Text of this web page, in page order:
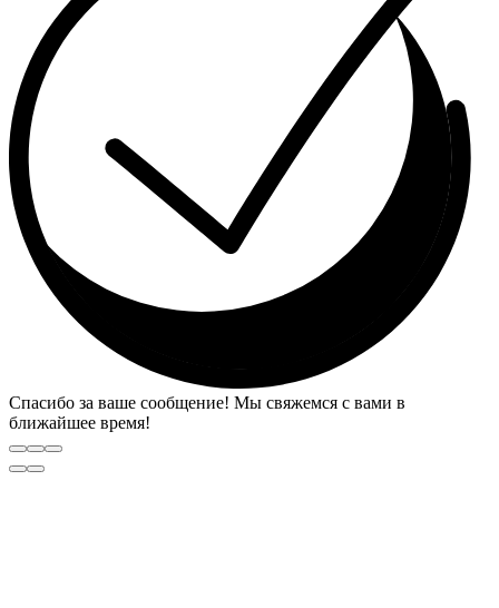
Спасибо за ваше сообщение! Мы свяжемся с вами в
ближайшее время!